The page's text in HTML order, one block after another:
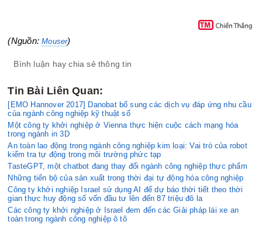
(Nguồn: Mouser)
Bình luận hay chia sẻ thông tin
Tin Bài Liên Quan:
[EMO Hannover 2017] Danobat bổ sung các dịch vụ đáp ứng nhu cầu
của ngành công nghiệp kỹ thuật số
Một công ty khởi nghiệp ở Vienna thực hiện cuộc cách mạng hóa
trong ngành in 3D
An toàn lao động trong ngành công nghiệp kim loại: Vai trò của robot
kiểm tra tự động trong môi trường phức tạp
TasteGPT, một chatbot đang thay đổi ngành công nghiệp thực phẩm
Những tiến bộ của sản xuất trong thời đại tự động hóa công nghiệp
Công ty khởi nghiệp Israel sử dụng AI để dự báo thời tiết theo thời
gian thực huy động số vốn đầu tư lên đến 87 triệu đô la
Các công ty khởi nghiệp ở Israel đem đến các Giải pháp lái xe an
toàn trong ngành công nghiệp ô tô